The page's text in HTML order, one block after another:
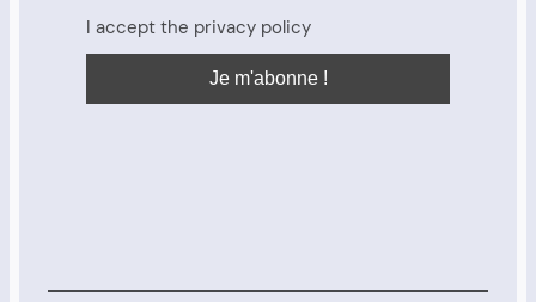
I accept the privacy policy